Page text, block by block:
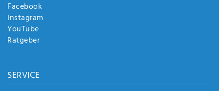
Facebook
Instagram
YouTube
Ratgeber
SERVICE